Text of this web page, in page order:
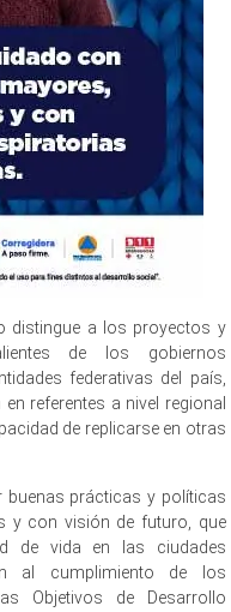
distingue a los proyectos y
de los gobiernos
federativas del país,
referentes a nivel regional
de replicarse en otras
buenas prácticas y políticas
y con visión de futuro, que
de vida en las ciudades
al cumplimiento de los
Objetivos de Desarrollo